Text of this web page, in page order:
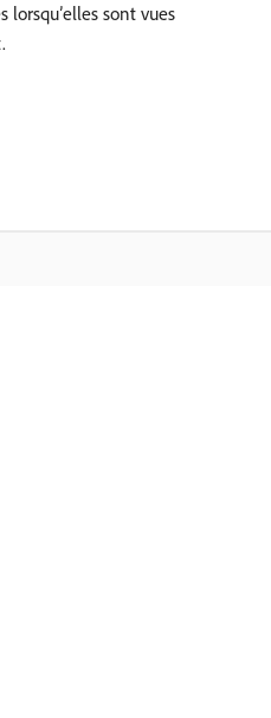
lorsqu’elles sont vues